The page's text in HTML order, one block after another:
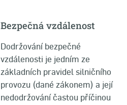
Bezpečná vzdálenost
Dodržování bezpečné
vzdálenosti je jedním ze
základních pravidel silničního
provozu (dané zákonem) a její
nedodržování častou příčinou